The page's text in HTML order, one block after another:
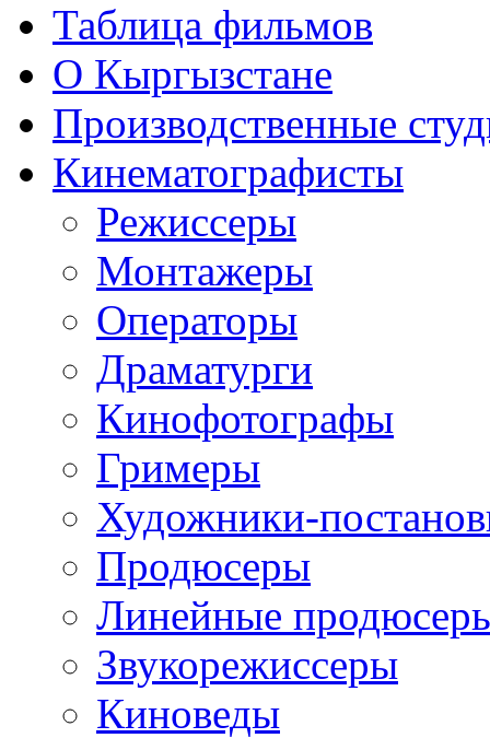
Таблица фильмов
О Кыргызстане
Производственные
Кинематографисты
Режиссеры
Монтажеры
Операторы
Драматурги
Кинофотографы
Гримеры
Художники-
Продюсеры
Линейные
Звукорежиссеры
Киноведы